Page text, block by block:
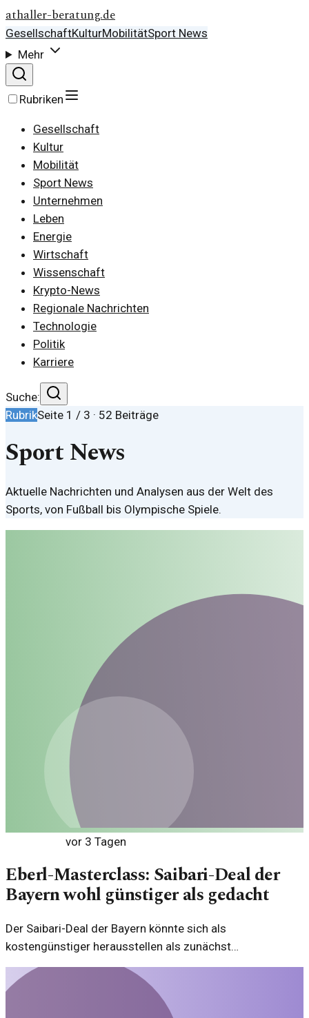
athaller-beratung.de
GesellschaftKulturMobilitätSport News
Mehr
Rubriken
Gesellschaft
Kultur
Mobilität
Sport News
Unternehmen
Leben
Energie
Wirtschaft
Wissenschaft
Krypto-News
Regionale Nachrichten
Technologie
Politik
Karriere
Suche:
RubrikSeite 1 / 3 · 52 Beiträge
Sport News
Aktuelle Nachrichten und Analysen aus der Welt des
Sports, von Fußball bis Olympische Spiele.
vor 3 Tagen
Eberl-Masterclass: Saibari-Deal der
Bayern wohl günstiger als gedacht
Der Saibari-Deal der Bayern könnte sich als
kostengünstiger herausstellen als zunächst
angenommen. Eine Analyse der finanziellen
Rahmenbedingungen und der strategischen Bedeutung